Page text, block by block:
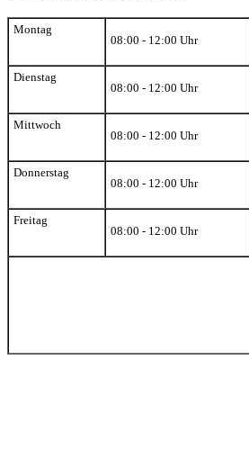
Montag
08:00 - 12:00 Uhr
Dienstag
08:00 - 12:00 Uhr
Mittwoch
08:00 - 12:00 Uhr
Donnerstag
08:00 - 12:00 Uhr
Freitag
08:00 - 12:00 Uhr